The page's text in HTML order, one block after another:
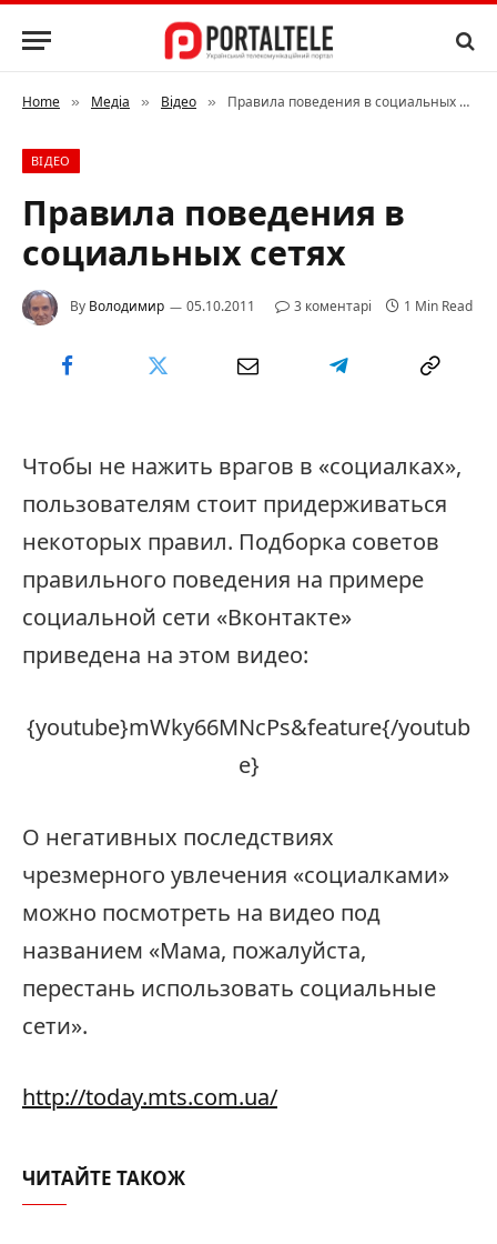
Home » Медіа » Відео » Правила поведения в социальных сетях
ВІДЕО
Правила поведения в
социальных сетях
By Володимир 05.10.2011 3 коментарі 1 Min Read
Чтобы не нажить врагов в «социалках»,
пользователям стоит придерживаться
некоторых правил. Подборка советов
правильного поведения на примере
социальной сети «Вконтакте»
приведена на этом видео:
{youtube}mWky66MNcPs&feature{/youtub
e}
О негативных последствиях
чрезмерного увлечения «социалками»
можно посмотреть на видео под
названием «Мама, пожалуйста,
перестань использовать социальные
сети».
http://today.mts.com.ua/
ЧИТАЙТЕ ТАКОЖ